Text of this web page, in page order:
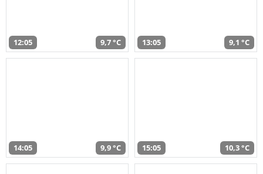
12:05 9,7 °C 13:05 9,1 °C
14:05 9,9 °C 15:05 10,3 °C